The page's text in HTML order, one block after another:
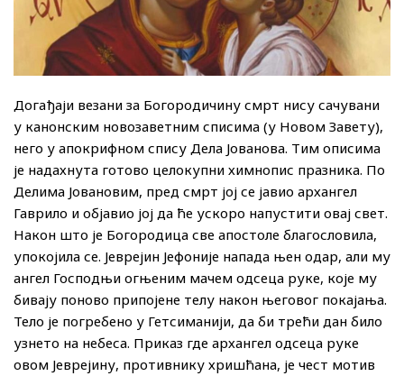
Догађаји везани за Богородичину смрт нису сачувани
у канонским новозаветним списима (у Новом Завету),
него у апокрифном спису Дела Јованова. Тим описима
је надахнута готово целокупни химнопис празника. По
Делима Јовановим, пред смрт јој се јавио архангел
Гаврило и објавио јој да ће ускоро напустити овај свет.
Након што је Богородица све апостоле благословила,
упокојила се. Јеврејин Јефоније напада њен одар, али му
ангел Господњи огњеним мачем одсеца руке, које му
бивају поново припојене телу након његовог покајања.
Тело је погребено у Гетсиманији, да би трећи дан било
узнето на небеса. Приказ где архангел одсеца руке
овом Јеврејину, противнику хришћана, је чест мотив